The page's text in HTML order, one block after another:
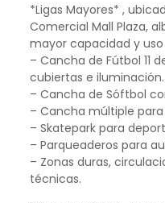
*Ligas Mayores* ,
Comercial Mall Plaza,
mayor capacidad y
– Cancha de Fútbol 11
cubiertas e iluminación.
– Cancha de Sóftbol
– Cancha múltiple
– Skatepark para
– Parqueaderos para
– Zonas duras,
técnicas.